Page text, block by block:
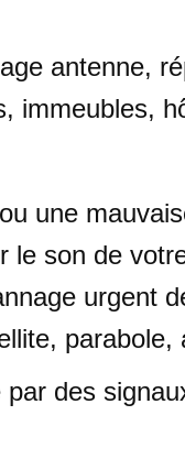
antenne,
immeubles,
une
le son de
urgent
des